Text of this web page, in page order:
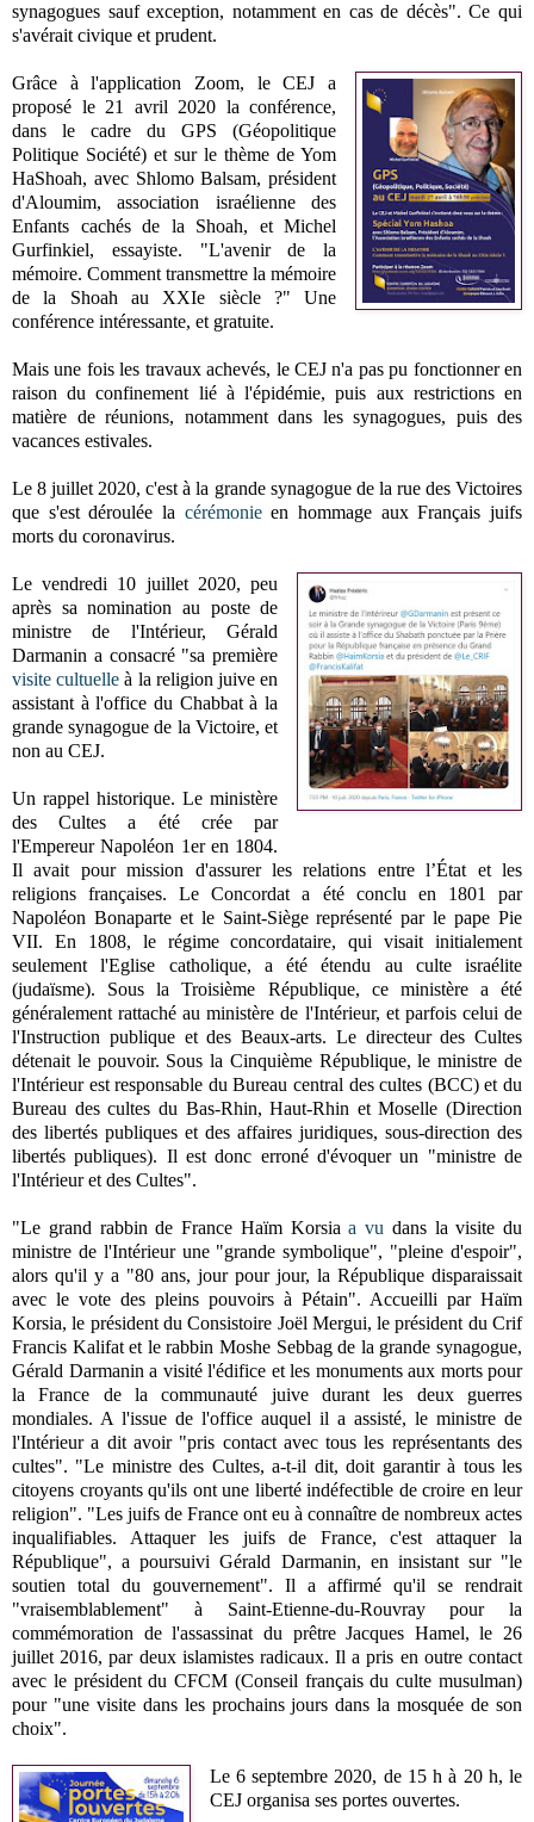
synagogues sauf exception, notamment en cas de décès". Ce qui
s'avérait civique et prudent.
Grâce à l'application Zoom, le CEJ a
proposé le 21 avril 2020 la conférence,
dans le cadre du GPS (Géopolitique
Politique Société) et sur le thème de Yom
HaShoah, avec Shlomo Balsam, président
d'Aloumim, association israélienne des
Enfants cachés de la Shoah, et Michel
Gurfinkiel, essayiste. "L'avenir de la
mémoire. Comment transmettre la mémoire
de la Shoah au XXIe siècle ?" Une
conférence intéressante, et gratuite.
Mais une fois les travaux achevés, le CEJ n'a pas pu fonctionner en
raison du confinement lié à l'épidémie, puis aux restrictions en
matière de réunions, notamment dans les synagogues, puis des
vacances estivales.
Le 8 juillet 2020, c'est à la grande synagogue de la rue des Victoires
que s'est déroulée la cérémonieen hommage aux Français juifs
morts du coronavirus.
Le vendredi 10 juillet 2020, peu
après sa nomination au poste de
ministre de l'Intérieur, Gérald
Darmanin a consacré "sa première
visite cultuelle à la religion juive en
assistant à l'office du Chabbat à la
grande synagogue de la Victoire, et
non au CEJ.
Un rappel historique. Le ministère
des Cultes a été crée par
l'Empereur Napoléon 1er en 1804.
Il avait pour mission d'assurer les relations entre l’État et les
religions françaises. Le Concordat a été conclu en 1801 par
Napoléon Bonaparte et le Saint-Siège représenté par le pape Pie
VII. En 1808, le régime concordataire, qui visait initialement
seulement l'Eglise catholique, a été étendu au culte israélite
(judaïsme). Sous la Troisième République, ce ministère a été
généralement rattaché au ministère de l'Intérieur, et parfois celui de
l'Instruction publique et des Beaux-arts. Le directeur des Cultes
détenait le pouvoir. Sous la Cinquième République, le ministre de
l'Intérieur est responsable du Bureau central des cultes (BCC) et du
Bureau des cultes du Bas-Rhin, Haut-Rhin et Moselle (Direction
des libertés publiques et des affaires juridiques, sous-direction des
libertés publiques). Il est donc erroné d'évoquer un "ministre de
l'Intérieur et des Cultes".
"Le grand rabbin de France Haïm Korsiaa vu dans la visite du
ministre de l'Intérieur une "grande symbolique", "pleine d'espoir",
alors qu'il y a "80 ans, jour pour jour, la République disparaissait
avec le vote des pleins pouvoirs à Pétain". Accueilli par Haïm
Korsia, le président du Consistoire Joël Mergui, le président du Crif
Francis Kalifat et le rabbin Moshe Sebbag de la grande synagogue,
Gérald Darmanin a visité l'édifice et les monuments aux morts pour
la France de la communauté juive durant les deux guerres
mondiales. A l'issue de l'office auquel il a assisté, le ministre de
l'Intérieur a dit avoir "pris contact avec tous les représentants des
cultes". "Le ministre des Cultes, a-t-il dit, doit garantir à tous les
citoyens croyants qu'ils ont une liberté indéfectible de croire en leur
religion". "Les juifs de France ont eu à connaître de nombreux actes
inqualifiables. Attaquer les juifs de France, c'est attaquer la
République", a poursuivi Gérald Darmanin, en insistant sur "le
soutien total du gouvernement". Il a affirmé qu'il se rendrait
"vraisemblablement" à Saint-Etienne-du-Rouvray pour la
commémoration de l'assassinat du prêtre Jacques Hamel, le 26
juillet 2016, par deux islamistes radicaux. Il a pris en outre contact
avec le président du CFCM (Conseil français du culte musulman)
pour "une visite dans les prochains jours dans la mosquée de son
choix".
Le 6 septembre 2020, de 15 h à 20 h, le
CEJ organisa ses portes ouvertes.